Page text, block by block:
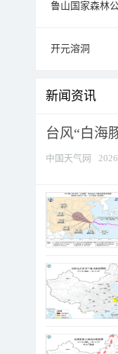
鲁山国家森林
开元溶洞
新闻资讯
台风“白海
中国天气网